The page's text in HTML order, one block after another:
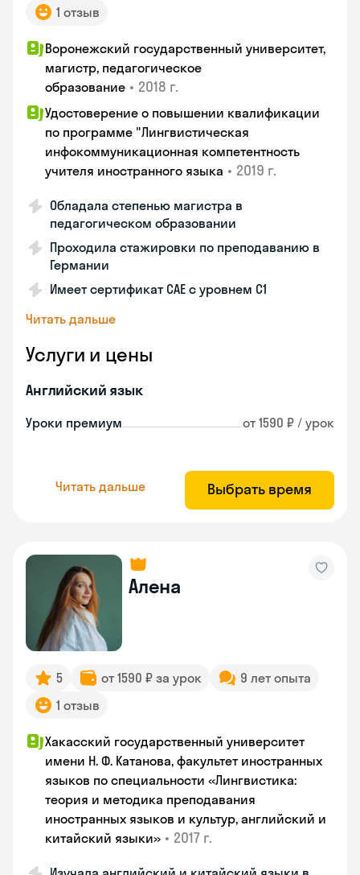
1 отзыв
Воронежский государственный университет,
магистр, педагогическое
образование • 2018 г.
Удостоверение о повышении квалификации
по программе "Лингвистическая
инфокоммуникационная компетентность
учителя иностранного языка • 2019 г.
Обладала степенью магистра в
педагогическом образовании
Проходила стажировки по преподаванию в
Германии
Имеет сертификат САЕ с уровнем С1
Читать дальше
Услуги и цены
Английский язык
Уроки премиум от 1590 ₽ / урок
Читать дальше Выбрать время
Алена
5 от 1590 ₽ за урок
9 лет опыта
1 отзыв
Хакасский государственный университет
имени Н. Ф. Катанова, факультет иностранных
языков по специальности «Лингвистика:
теория и методика преподавания
иностранных языков и культур, английский и
китайский языки» • 2017 г.